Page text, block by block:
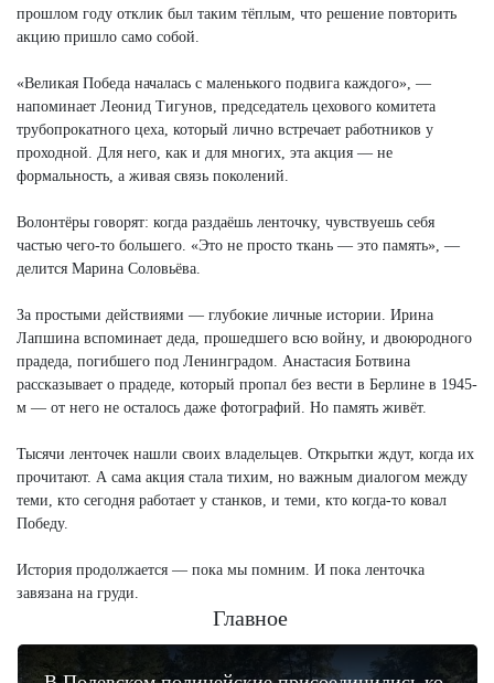
прошлом году отклик был таким тёплым, что решение повторить
акцию пришло само собой.
«Великая Победа началась с маленького подвига каждого», —
напоминает Леонид Тигунов, председатель цехового комитета
трубопрокатного цеха, который лично встречает работников у
проходной. Для него, как и для многих, эта акция — не
формальность, а живая связь поколений.
Волонтёры говорят: когда раздаёшь ленточку, чувствуешь себя
частью чего-то большего. «Это не просто ткань — это память», —
делится Марина Соловьёва.
За простыми действиями — глубокие личные истории. Ирина
Лапшина вспоминает деда, прошедшего всю войну, и двоюродного
прадеда, погибшего под Ленинградом. Анастасия Ботвина
рассказывает о прадеде, который пропал без вести в Берлине в 1945-
м — от него не осталось даже фотографий. Но память живёт.
Тысячи ленточек нашли своих владельцев. Открытки ждут, когда их
прочитают. А сама акция стала тихим, но важным диалогом между
теми, кто сегодня работает у станков, и теми, кто когда-то ковал
Победу.
История продолжается — пока мы помним. И пока ленточка
завязана на груди.
Главное